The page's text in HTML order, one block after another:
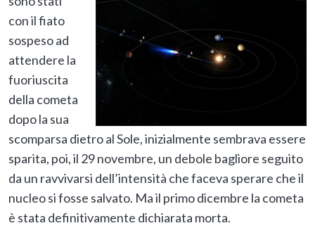
con il fiato
sospeso ad
attendere la
fuoriuscita
della cometa
dopo la sua
scomparsa dietro al Sole, inizialmente sembrava essere
sparita, poi, il 29 novembre, un debole bagliore seguito
da un ravvivarsi dell’intensità che faceva sperare che il
nucleo si fosse salvato. Ma il primo dicembre la cometa
è stata definitivamente dichiarata morta.